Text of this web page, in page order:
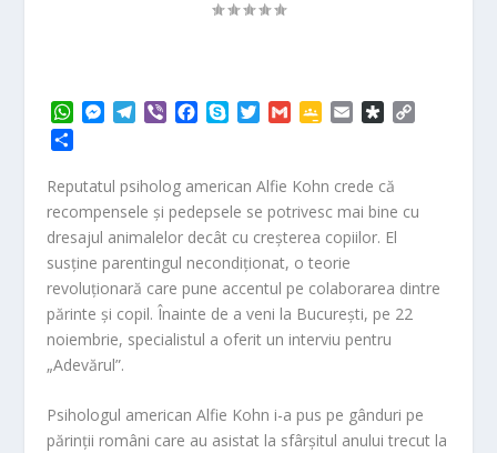
W
t
A
p
p
M
s
n
g
e
r
T
e
g
r
a
m
V
e
r
e
o
o
k
p
e
T
t
e
r
G
i
G
g
e
C
l
a
s
s
m
i
D
s
o
r
i
r
t
a
j
e
a
z
ă
Reputatul psiholog american Alfie Kohn crede că
recompensele şi pedepsele se potrivesc mai bine cu
dresajul animalelor decât cu creşterea copiilor. El
susţine parentingul necondiţionat, o teorie
revoluţionară care pune accentul pe colaborarea dintre
părinte şi copil. Înainte de a veni la Bucureşti, pe 22
noiembrie, specialistul a oferit un interviu pentru
„Adevărul”.
Psihologul american Alfie Kohn i-a pus pe gânduri pe
părinţii români care au asistat la sfârşitul anului trecut la